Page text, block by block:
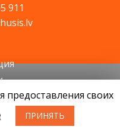
911
предоставления своих
ПРИНЯТЬ